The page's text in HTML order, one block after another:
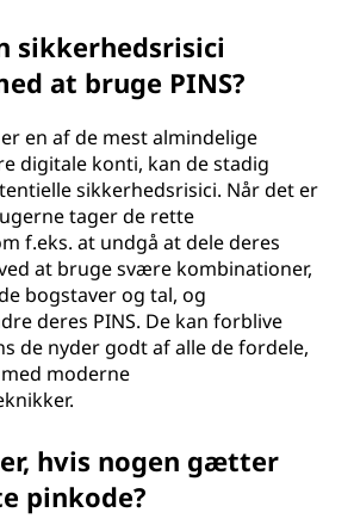
sikkerhedsrisici
at bruge PINS?
en af de mest almindelige
digitale konti, kan de stadig
sikkerhedsrisici. Når det er
tager de rette
f.eks. at undgå at dele deres
at bruge svære kombinationer,
bogstaver og tal, og
deres PINS. De kan forblive
de nyder godt af alle de fordele,
moderne
hvis nogen gætter
pinkode?